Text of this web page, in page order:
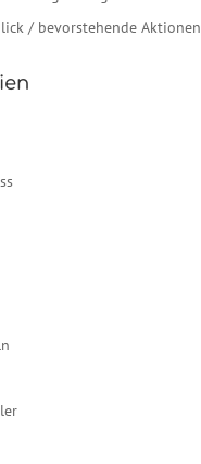
/ bevorstehende Aktionen